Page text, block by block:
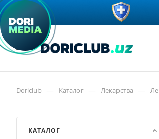
Doriclub — Каталог — Лекарства —
КАТАЛОГ